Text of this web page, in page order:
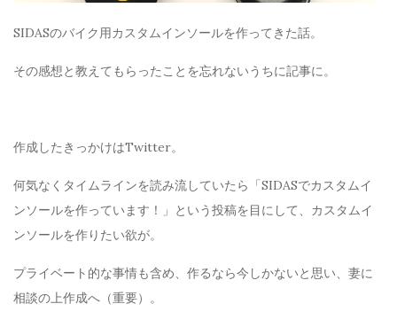
SIDASのバイク用カスタムインソールを作ってきた話。
その感想と教えてもらったことを忘れないうちに記事に。
作成したきっかけはTwitter。
何気なくタイムラインを読み流していたら「SIDASでカスタムイ
ンソールを作っています！」という投稿を目にして、カスタムイ
ンソールを作りたい欲が。
プライベート的な事情も含め、作るなら今しかないと思い、妻に
相談の上作成へ（重要）。